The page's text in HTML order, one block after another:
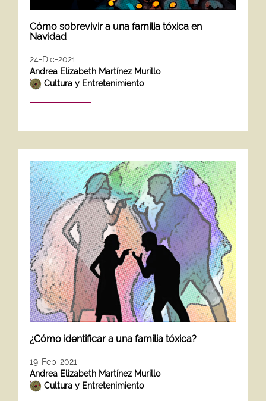
Cómo sobrevivir a una familia tóxica en
Navidad
24-Dic-2021
Andrea Elizabeth Martínez Murillo
Cultura y Entretenimiento
¿Cómo identificar a una familia tóxica?
19-Feb-2021
Andrea Elizabeth Martínez Murillo
Cultura y Entretenimiento